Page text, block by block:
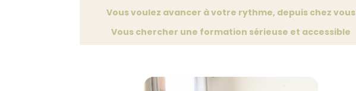
Vous voulez avancer à votre rythme, depuis chez vous
Vous chercher une formation sérieuse et accessible